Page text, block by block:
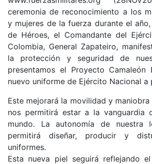
ceremonia de reconocimiento a los
y mujeres de la fuerza durante el
de Héroes, el Comandante del
Colombia, General Zapateiro,
la protección y seguridad de
presentamos el Proyecto Camaleón
nuevo uniforme de Ejército Nacional
Este mejorará la movilidad y
nos permitirá estar a la vanguardia
mundo. La autonomía de nuestra
permitirá diseñar, producir y
uniformes.
Esta nueva piel seguirá reflejando